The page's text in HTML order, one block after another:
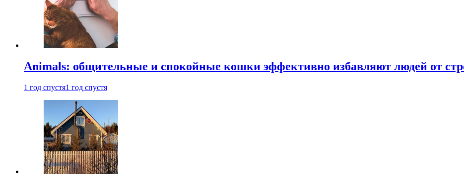
Animals: общительные и спокойные кошки эффективно избавляют людей от
1 год спустя1 год спустя